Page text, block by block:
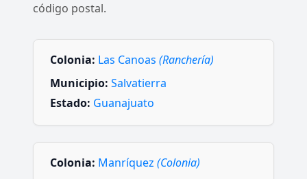
código postal.
Colonia: Las Canoas (Ranchería)
Municipio: Salvatierra
Estado: Guanajuato
Colonia: Manríquez (Colonia)